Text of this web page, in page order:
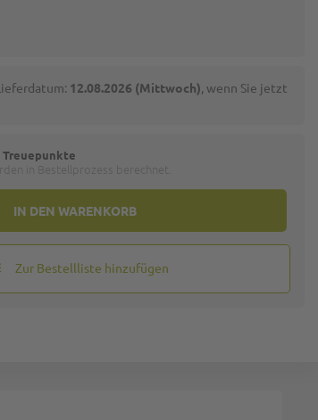
IN DEN WARENKORB
12.08.2026 (Mittwoch), wenn Sie jetzt
Treuepunkte
Zur Bestellliste hinzufügen